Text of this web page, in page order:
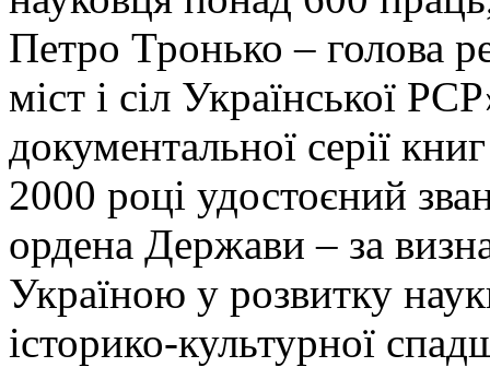
Петро Тронько – голова
міст і сіл Української
документальної серії
2000 році удостоєний
ордена Держави – за
Україною у розвитку
історико-культурної